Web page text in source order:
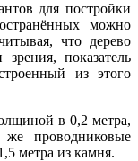
для постройки
можно
что дерево
показатель
из этого
в 0,2 метра,
проводниковые
метра из камня.